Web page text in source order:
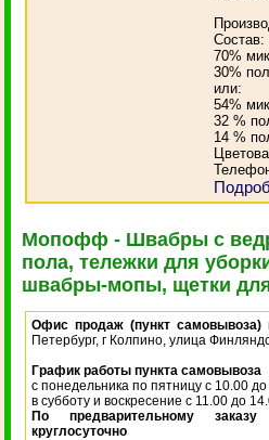
Состав:
70%
30%
или:
54%
32 %
14 %
Мопофф - Швабры с
пола, тележки для
швабры-мопы, щетки
Офис продаж (пункт самовывоза)
Петербург, г Колпино, улица
График работы пункта самовывоза
с понедельника по пятницу с 10.00
в субботу и воскресение с 11.00 до
По предварительному
круглосуточно